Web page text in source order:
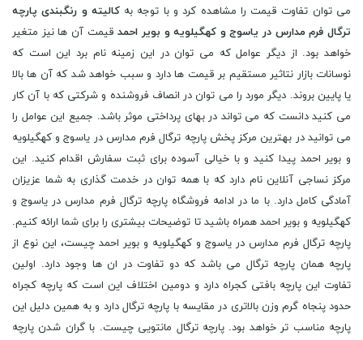
می توان تفاوت قیمت را مشاهده کرد و با توجه بهکالیته و رنگبندی پارچه
ترگال فرم مدارس در یاسوج و کهگیلویه و بویر احمدقیمت آن ها نیز متغیر
خواهد بود. از دیگر عوامل که می توان در این زمینه نام برد این است که
نوسانات بازار نتاثیر مستقیم بر قیمت ها دارد و سبب خواهد شد که آن ها بالا
یا پایین بروند. دیگر مورد را می توان در انصاف فروشنده و شرکتی که با آن کار
می کنید دانست که می تواند در بهای پرداختی موثر باشد. جمیع این عوامل را
می توانید در بهترین مرکز پخش پارچه ترگال فرم مدارس در یاسوج و کهگیلویه
و بویر احمد پیدا کنید و با خیالی آسوده برای ثبت سفارش اقدام کنید. این
مرکز نساجی آنلاین نام دارد که با همه توان در خدمت گذاری به شما عزیزان
آمادگی کامل دارد. با ما در ادامه فروشگاه پارچه ترگال فرم مدارس در یاسوج و
کهگیلویه و بویر احمد همراه باشید تا توضیحات بیشتری را برای شما ارائه کنیم.
پارچه ترگال فرم مدارس در یاسوج و کهگیلویه و بویر احمد چیست، این نوع از
پارچه همان پارچه ترگال می باشد که دو تفاوت در ان ها وجود دارد. اولین
تفاوت این پارچه بافتی کجراه دارد و دومین اختلاف این است که پارچه کجراه
حدود پنجاه گرم وزن بالاتری در مقایسه با پارچه ترگال دارد و به همین دلیل این
پارچه مناسب تر خواهد بود. پارچه ترگال مانتویی چیست. با گران شدن پارچه